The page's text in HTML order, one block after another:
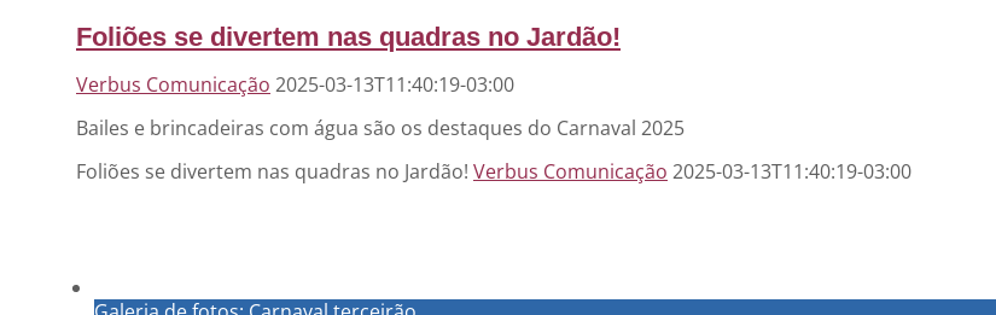
Foliões se divertem nas quadras no Jardão!
Verbus Comunicação 2025-03-13T11:40:19-03:00
Bailes e brincadeiras com água são os destaques do Carnaval 2025
Foliões se divertem nas quadras no Jardão! Verbus Comunicação 2025-03-13T11:40:19-03:00